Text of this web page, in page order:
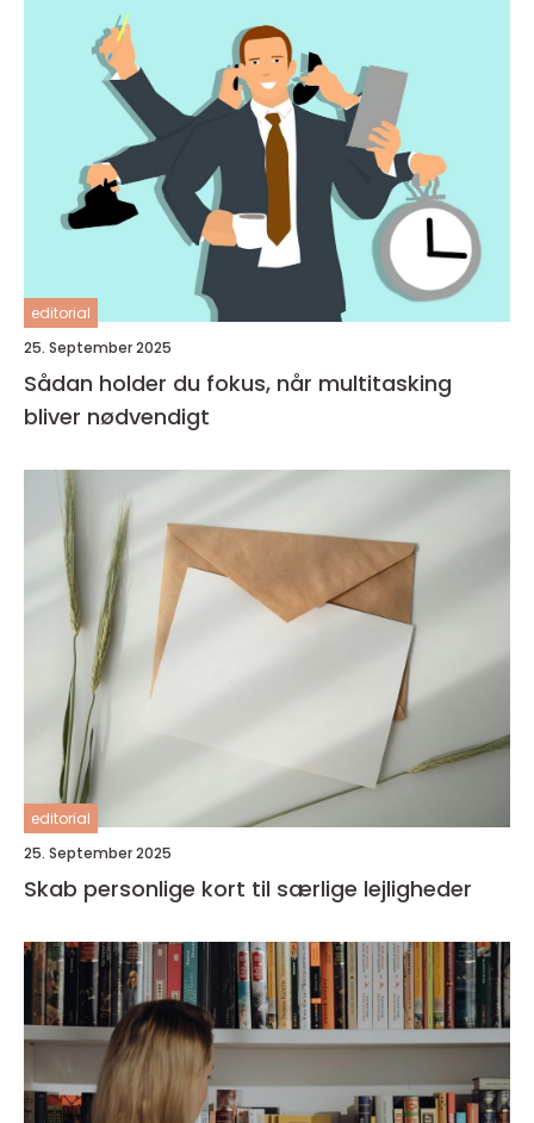
editorial
25. September 2025
Sådan holder du fokus, når multitasking
bliver nødvendigt
editorial
25. September 2025
Skab personlige kort til særlige lejligheder